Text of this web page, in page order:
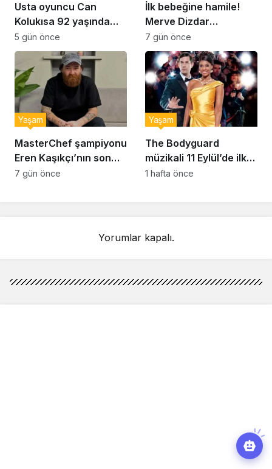
Usta oyuncu Can
Kolukısa 92 yaşında
hayatını kaybetti
5 gün önce
İlk bebeğine hamile!
Merve Dizdar
sessizliğini bozdu: ‘İsim
bulmak çok zor’
7 gün önce
MasterChef şampiyonu
Eren Kaşıkçı’nın son
anlarındaki kahreden
Yaşam
7 gün önce
The Bodyguard
müzikali 11 Eylül’de ilk
kez Türkiye’de
Yaşam
1 hafta önce
Yorumlar kapalı.